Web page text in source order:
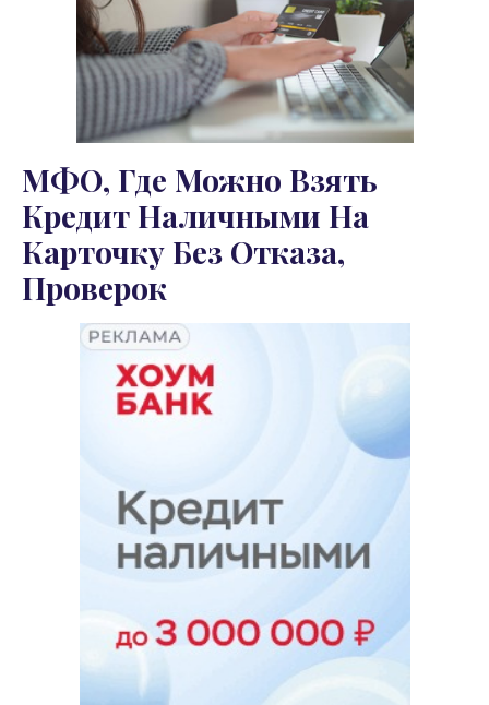
МФО, Где Можно Взять
Кредит Наличными На
Карточку Без Отказа,
Проверок